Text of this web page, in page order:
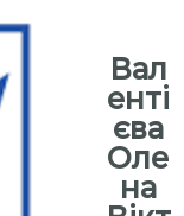
Вал
енті
єва
Оле
на